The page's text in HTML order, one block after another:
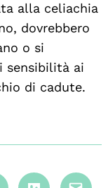
alla celiachia
dovrebbero
o si
sensibilità ai
di cadute.